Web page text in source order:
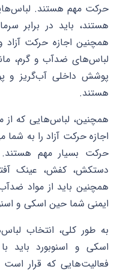
حرکت مهم هستند.
هستند، باید در برابر
همچنین اجازه حرکت آزاد
لباس‌های ضدآب و گرم،
پوشش داخلی آب‌گریز و
هستند.
همچنین، لباس‌هایی که از
اجازه حرکت آزاد را به
حرکت بسیار مهم
دستکش، کفش، عینک
همچنین باید از مواد
ایمنی شما حین اسکی و
به طور کلی، انتخاب
اسکی و اسنوبورد
فعالیت‌هایی که قرار